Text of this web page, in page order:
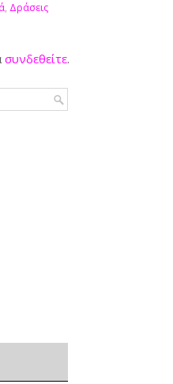
, Δράσεις
συνδεθείτε.